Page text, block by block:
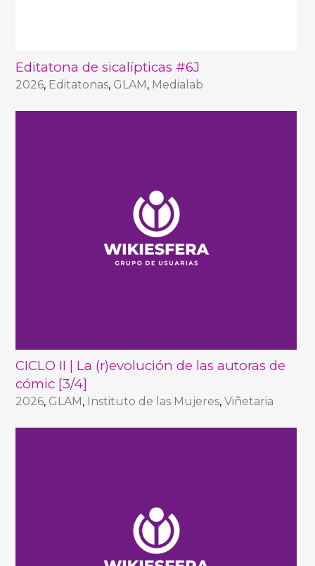
Editatona de sicalípticas #6J
2026, Editatonas, GLAM, Medialab
CICLO II | La (r)evolución de las autoras de
cómic [3/4]
2026, GLAM, Instituto de las Mujeres,Viñetaria